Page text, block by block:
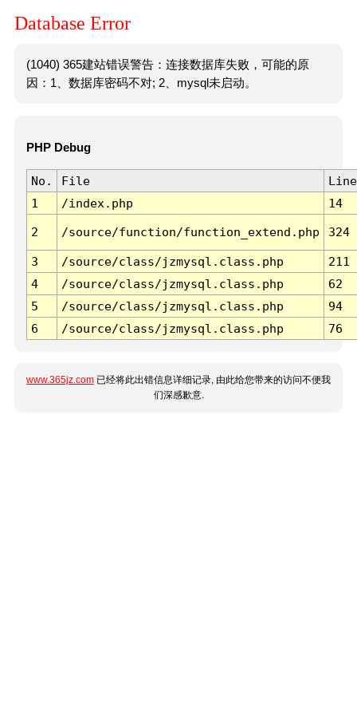
Database Error
(1040) 365建站错误警告：连接数据库失败，可能的原
因：1、数据库密码不对; 2、mysql未启动。
PHP Debug
No. File
Line
1
/index.php 14
2 /source/function/function_extend.php 324
3 /source/class/jzmysql.class.php
211
4
/source/class/jzmysql.class.php
62
5
/source/class/jzmysql.class.php
94
6
/source/class/jzmysql.class.php 76
www.365jz.com 已经将此出错信息详细记录, 由此给您带来的访问不便我
们深感歉意.